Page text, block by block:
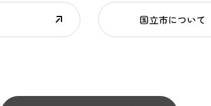
国立市について